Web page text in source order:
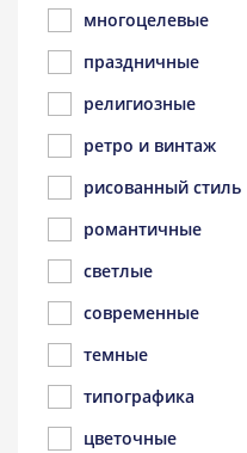
многоцелевые
праздничные
религиозные
ретро и винтаж
рисованный стиль
романтичные
светлые
современные
темные
типографика
цветочные